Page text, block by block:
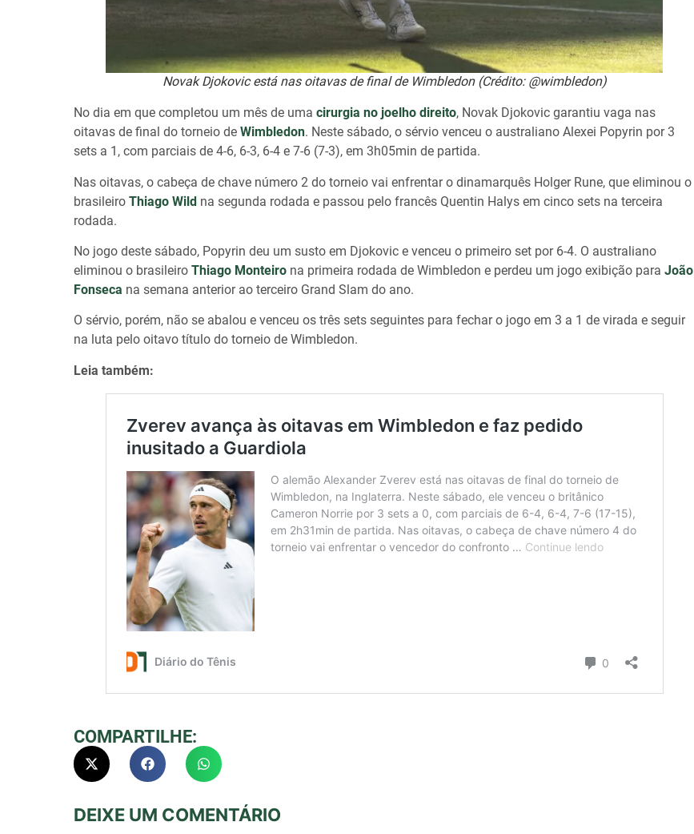
Novak Djokovic está nas oitavas de final de Wimbledon (Crédito: @wimbledon)
No dia em que completou um mês de uma cirurgia no joelho direito, Novak Djokovic garantiu vaga nas
oitavas de final do torneio de Wimbledon. Neste sábado, o sérvio venceu o australiano Alexei Popyrin por 3
sets a 1, com parciais de 4-6, 6-3, 6-4 e 7-6 (7-3), em 3h05min de partida.
Nas oitavas, o cabeça de chave número 2 do torneio vai enfrentar o dinamarquês Holger Rune, que eliminou o
brasileiro Thiago Wild na segunda rodada e passou pelo francês Quentin Halys em cinco sets na terceira
rodada.
No jogo deste sábado, Popyrin deu um susto em Djokovic e venceu o primeiro set por 6-4. O australiano
eliminou o brasileiro Thiago Monteiro na primeira rodada de Wimbledon e perdeu um jogo exibição para João
Fonseca na semana anterior ao terceiro Grand Slam do ano.
O sérvio, porém, não se abalou e venceu os três sets seguintes para fechar o jogo em 3 a 1 de virada e seguir
na luta pelo oitavo título do torneio de Wimbledon.
Leia também:
COMPARTILHE:
DEIXE UM COMENTÁRIO